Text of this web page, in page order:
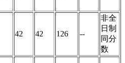
42 42 126 --
非全
日制
同分
数